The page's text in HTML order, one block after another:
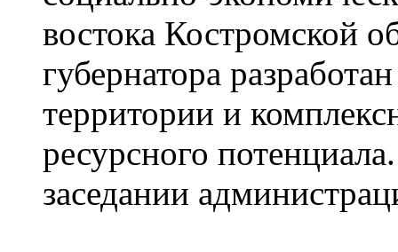
востока Костромской
губернатора
территории и
ресурсного
заседании